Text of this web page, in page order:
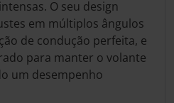
O seu design
em múltiplos ângulos
de condução perfeita, e
para manter o volante
um desempenho